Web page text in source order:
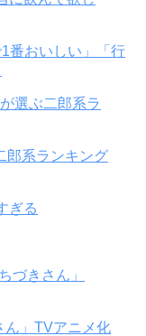
番おいしい」「行
郎系ランキング
ん」TVアニメ化